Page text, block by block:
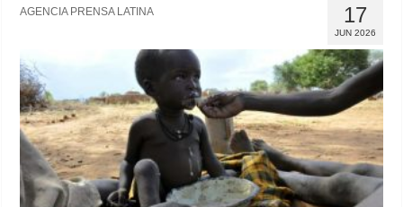
17
JUN 2026
AGENCIA PRENSA LATINA